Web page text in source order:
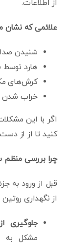
از اطلاعات.
علائمی که نشان
شنیدن
هارد
کرش‌های
خراب شدن
اگر با این
کنید تا از از
چرا بررسی
قبل از ورود به
از نگهداری
جلوگیری
مشکل به